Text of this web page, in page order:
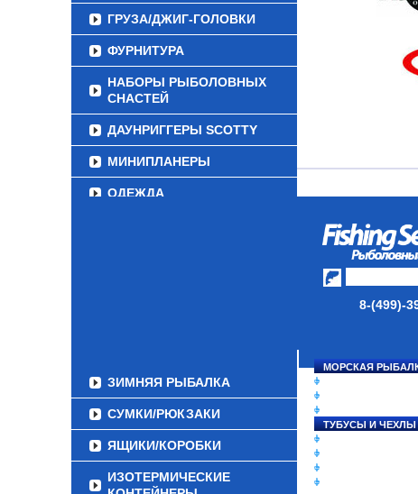
ГРУЗА/ДЖИГ-ГОЛОВКИ
ФУРНИТУРА
НАБОРЫ РЫБОЛОВНЫХ
СНАСТЕЙ
ДАУНРИГГЕРЫ SCOTTY
МИНИПЛАНЕРЫ
ОДЕЖДА
ЗИМНЯЯ РЫБАЛКА
СУМКИ/РЮКЗАКИ
ЯЩИКИ/КОРОБКИ
ИЗОТЕРМИЧЕСКИЕ
8-(499)-
МОРСКАЯ
ТУБУСЫ И ЧЕХЛЫ